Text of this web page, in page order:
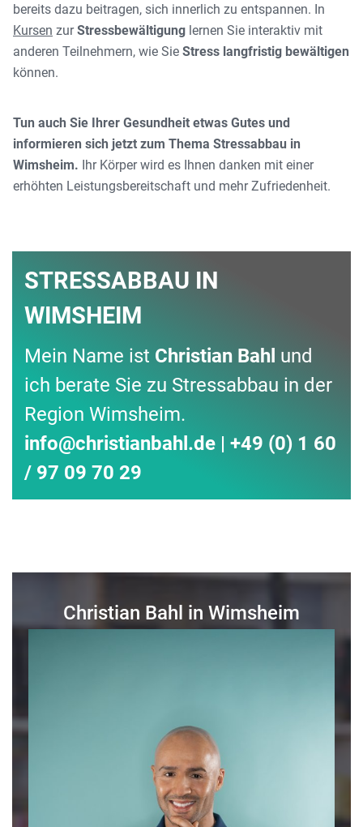
bereits dazu beitragen, sich innerlich zu entspannen. In
Kursen zurStressbewältigung lernen Sie interaktiv mit
anderen Teilnehmern, wie Sie Stress langfristig bewältigen
können.
Tun auch Sie Ihrer Gesundheit etwas Gutes und
informieren sich jetzt zum Thema Stressabbau in
Wimsheim. Ihr Körper wird es Ihnen danken mit einer
erhöhten Leistungsbereitschaft und mehr Zufriedenheit.
STRESSABBAU IN
WIMSHEIM
Mein Name ist Christian Bahl und
ich berate Sie zu Stressabbau in der
Region Wimsheim.
info@christianbahl.de | +49 (0) 1 60
/ 97 09 70 29
Christian Bahl in Wimsheim